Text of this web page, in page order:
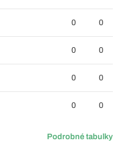
0 0
0 0
0 0
0 0
Podrobné tabulky